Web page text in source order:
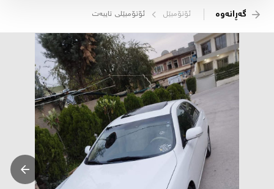
کاڵاکانم
دیاریکراوەکانم
دوا بینراوەکان
چات
گەڕانەوە ئۆتۆمبێل ئۆتۆمبێلی تایبه‌ت